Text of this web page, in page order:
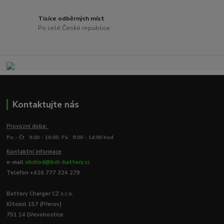
Tisíce odběrných míst
Po celé České republice
Kontaktujte nás
Provozní doba:
Po - Čt 9:00 - 16:00, Pá 9:00 - 14:00 hod
Kontaktní informace
e-mail obchod@bch-battery.cz
Telefon +420 777 324 279
Battery Charger CZ s.r.o.
Křtomil 157 (Přerov)
751 14 Dřevohostice